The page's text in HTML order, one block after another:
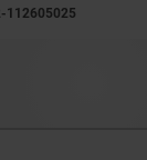
112605025